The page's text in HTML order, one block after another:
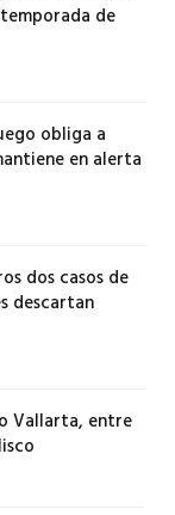
de
obliga a
en alerta
dos casos de
descartan
Vallarta, entre